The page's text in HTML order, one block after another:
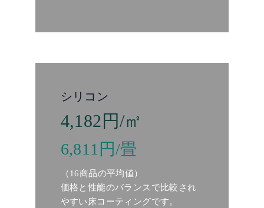
シリコン
4,182円/㎡
6,811円/畳
（16商品の平均値）
価格と性能のバランスで比較され
やすい床コーティングです。